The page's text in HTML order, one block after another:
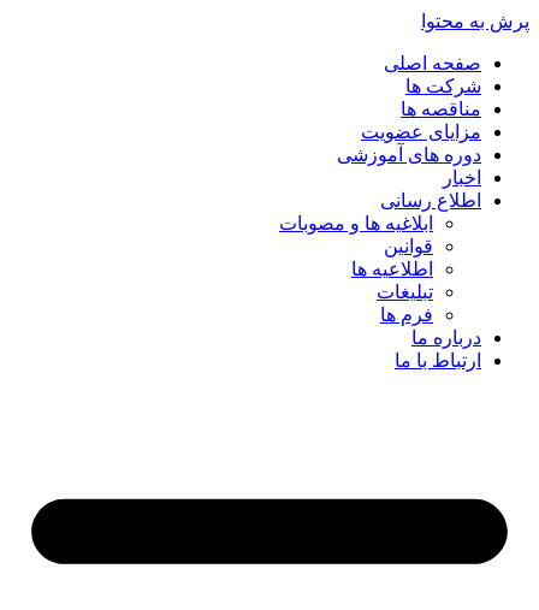
پرش به محتوا
صفحه اصلی
شرکت ها
مناقصه ها
مزایای عضویت
دوره های آموزشی
اخبار
اطلاع رسانی
ابلاغیه ها و مصوبات
قوانین
اطلاعیه ها
تبلیغات
فرم ها
درباره ما
ارتباط با ما